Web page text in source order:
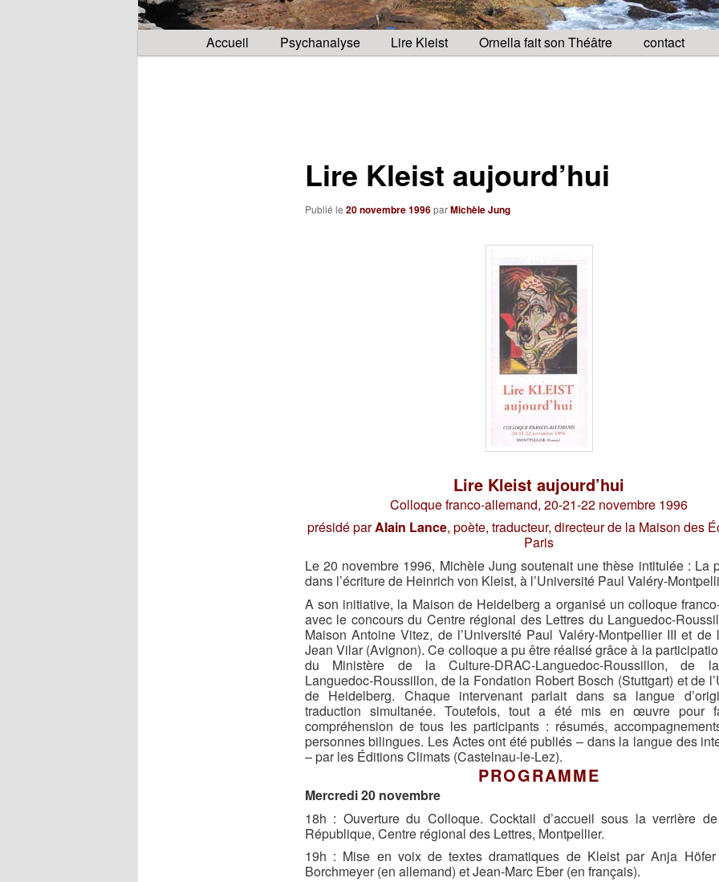
Menu
principalAccueil Psychanalyse Lire Kleist Ornella fait son Théâtre contact
Lire Kleist aujourd’hui
Publié le 20 novembre 1996parMichèle Jung
Lire Kleist aujourd’hui
Colloque franco-allemand, 20-21-22 novembre 1996
présidé parAlain Lance, poète, traducteur, directeur de la Maison des
Paris
Le 20 novembre 1996, Michèle Jung soutenait une thèse intitulée : La
dans l’écriture de Heinrich von Kleist, à l’Université Paul Valéry-
A son initiative, la Maison de Heidelberg a organisé un colloque
avec le concours du Centre régional des Lettres du Languedoc-
Maison Antoine Vitez, de l’Université Paul Valéry-Montpellier III et de
Jean Vilar (Avignon). Ce colloque a pu être réalisé grâce à la
du Ministère de la Culture-DRAC-Languedoc-Roussillon, de
Languedoc-Roussillon, de la Fondation Robert Bosch (Stuttgart) et de
de Heidelberg. Chaque intervenant parlait dans sa langue
traduction simultanée. Toutefois, tout a été mis en œuvre pour
compréhension de tous les participants : résumés,
personnes bilingues. Les Actes ont été publiés – dans la langue des
– par les Éditions Climats (Castelnau-le-Lez).
PROGRAMME
Mercredi 20 novembre
18h : Ouverture du Colloque. Cocktail d’accueil sous la verrière de
République, Centre régional des Lettres, Montpellier.
19h : Mise en voix de textes dramatiques de Kleist par Anja
Borchmeyer (en allemand) et Jean-Marc Eber (en français).